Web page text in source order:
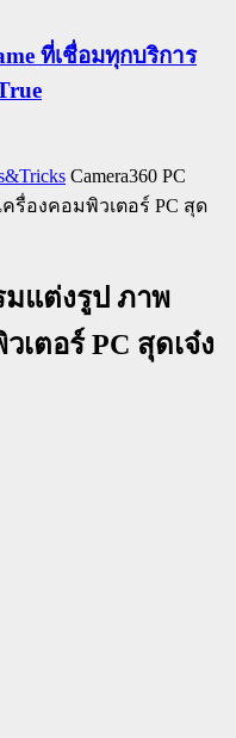
ที่เชื่อมทุกบริการ
Camera360 PC
รื่องคอมพิวเตอร์ PC สุด
มแต่งรูป ภาพ
เตอร์ PC สุดเจ๋ง